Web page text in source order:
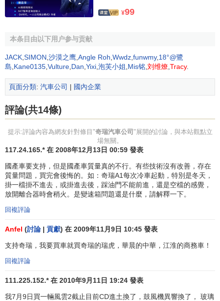
為英文Chery Automobile Corporate Limited,的縮寫，
標誌中間的A字為一變體的"人"字，寓示著公司以人為
標誌兩邊的C字向上環繞，如同人的兩個臂膀，象徵著
一種團結和力量；
標誌的兩個C字環繞成地球形的橢圓狀，中間的A字在
橢圓上方的斷開處向上延伸，寓示著奇瑞公司發展無
窮，潛力無限;
整個標誌又是W和H兩個字母的交叉變形體設計，為蕪
湖一詞的漢語拼音的聲母，表示公司的生產製造地在
蕪湖市。
懇、奮鬥、腳踏實地，生產出好的產品，為用戶提供
好的服務；對外勇於開拓市場。
奇瑞及CHERY標誌釋義
"奇"在中文里有"特別地"之意，"瑞"有"吉祥如意"之
意，合起來有"特別吉祥如意"的意思；
CHERY為英文單詞CHEERY(歡呼地、興高采烈地)中
公司永不滿足現狀，不斷進取，通過努力，通過創造
這樣一個品牌而能將CHERY在英文大詞典里收錄成為
¥99
本条目由以下用户参与贡献
JACK SIMON 沙漠之鹰 Angle Roh Wwdz funwmy, 18°@鷺
島 Kane0135 Vulture Dan Yixi 泡芙小姐 Mis铭 刘维燎 Tracy.
頁面分類: 汽車公司 | 國內企業
評論(共14條)
提示:評論內容為網友針對條目"奇瑞汽車公司"展開的討論，與本站觀點立
場無關。
117.24.165.* 在 2008年12月13日 00:59 發表
國產車要支持，但是國產車質量真的不行。有些技術沒有改善，存在
質量問題，買完會後悔的。如：奇瑞A1每次冷車起動，特別是冬天，
掛一檔掛不進去，或掛進去後，踩油門不能前進，還是空檔的感覺，
放開離合器時會稍火。是變速箱問題還是什麼，請解釋一下。
回複評論
Anfel (討論 | 貢獻) 在 2009年11月9日 10:45 發表
支持奇瑞，我要買車就買奇瑞的瑞虎，華晨的中華，江淮的商務車！
回複評論
111.225.152.* 在 2010年9月11日 19:24 發表
我7月9日買一輛風雲2截止目前CD進土換了，鼓風機異響換了， 玻璃